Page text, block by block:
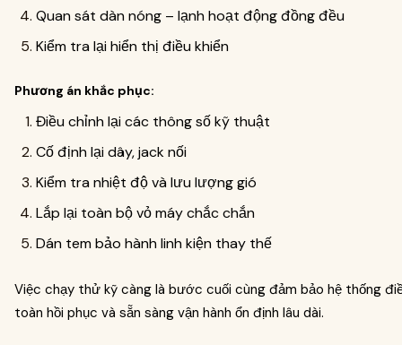
Quan sát dàn nóng – lạnh hoạt động đồng đều
Kiểm tra lại hiển thị điều khiển
Phương án khắc phục:
Điều chỉnh lại các thông số kỹ thuật
Cố định lại dây, jack nối
Kiểm tra nhiệt độ và lưu lượng gió
Lắp lại toàn bộ vỏ máy chắc chắn
Dán tem bảo hành linh kiện thay thế
Việc chạy thử kỹ càng là bước cuối cùng đảm bảo hệ thống
toàn hồi phục và sẵn sàng vận hành ổn định lâu dài.